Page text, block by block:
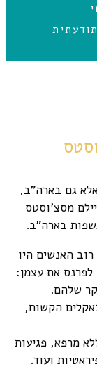
גם בארה"ב,
מסצ'וסטס
בארה"ב.
550 איש, 90 בתים. רוב האנשים היו
לפרנס את עצמן:
שלהם.
הקשוח,
מרפא, פגיעות
ועוד.